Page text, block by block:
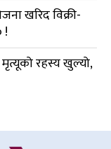
खरिद विक्री-
!
रहस्य खुल्यो,